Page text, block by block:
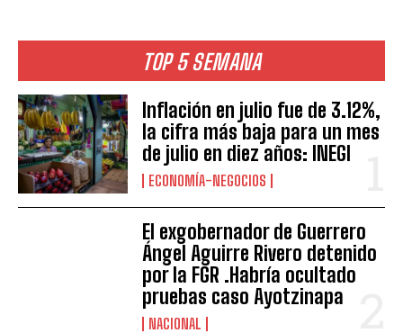
TOP 5 SEMANA
Inflación en julio fue de 3.12%,
la cifra más baja para un mes
de julio en diez años: INEGI
ECONOMÍA-NEGOCIOS
El exgobernador de Guerrero
Ángel Aguirre Rivero detenido
por la FGR .Habría ocultado
pruebas caso Ayotzinapa
NACIONAL